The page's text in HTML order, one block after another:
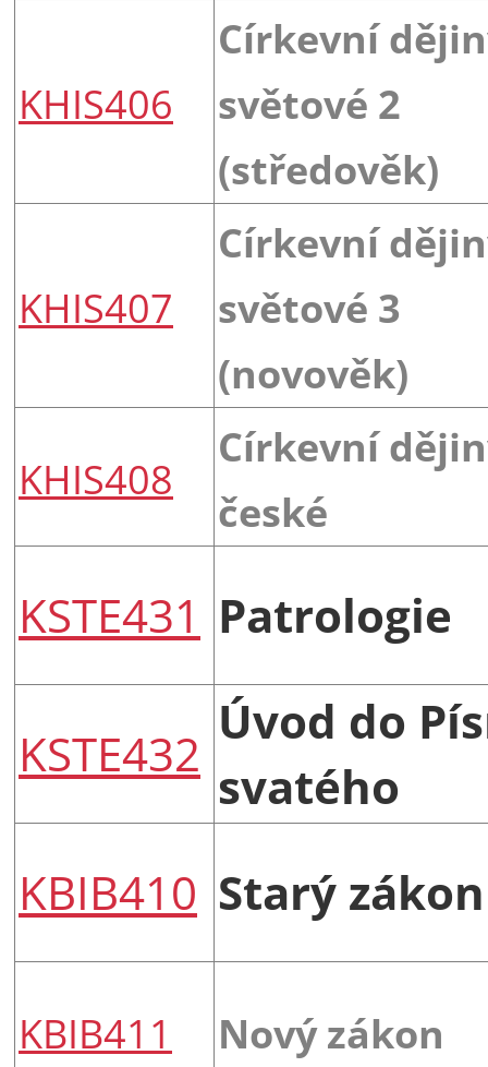
KHIS406
Církevní
světové 2
(středověk)
KHIS407
Církevní
světové 3
(novověk)
KHIS408
Církevní
české
KSTE431 Patrologie
KSTE432
Úvod do
svatého
KBIB410 Starý zákon
KBIB411 Nový zákon